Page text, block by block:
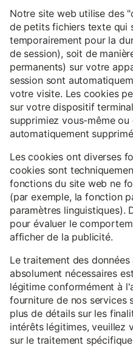
Notre site web utilise des
de petits fichiers texte qui
temporairement pour la
de session), soit de
permanents) sur votre
session sont
votre visite. Les cookies
sur votre dispositif
supprimiez vous-même ou
automatiquement
Les cookies ont diverses
cookies sont
fonctions du site web ne
(par exemple, la fonction
paramètres linguistiques).
pour évaluer le
afficher de la publicité.
Le traitement des
absolument nécessaires
légitime conformément à
fourniture de nos services
plus de détails sur les
intérêts légitimes, veuillez
sur le traitement